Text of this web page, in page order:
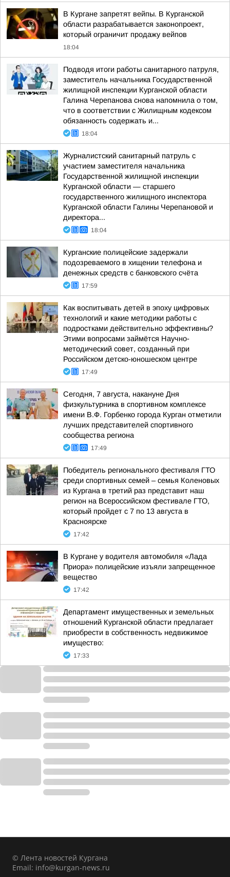
В Кургане запретят вейпы. В Курганской
области разрабатывается законопроект,
который ограничит продажу вейпов
18:04
Подводя итоги работы санитарного патруля,
заместитель начальника Государственной
жилищной инспекции Курганской области
Галина Черепанова снова напомнила о том,
что в соответствии с Жилищным кодексом
обязанность содержать и...
18:04
Журналистский санитарный патруль с
участием заместителя начальника
Государственной жилищной инспекции
Курганской области — старшего
государственного жилищного инспектора
Курганской области Галины Черепановой и
директора...
18:04
Курганские полицейские задержали
подозреваемого в хищении телефона и
денежных средств с банковского счёта
17:59
Как воспитывать детей в эпоху цифровых
технологий и какие методики работы с
подростками действительно эффективны?
Этими вопросами займётся Научно-
методический совет, созданный при
Российском детско-юношеском центре
17:49
Сегодня, 7 августа, накануне Дня
физкультурника в спортивном комплексе
имени В.Ф. Горбенко города Курган отметили
лучших представителей спортивного
сообщества региона
17:49
Победитель регионального фестиваля ГТО
среди спортивных семей – семья Коленовых
из Кургана в третий раз представит наш
регион на Всероссийском фестивале ГТО,
который пройдет с 7 по 13 августа в
Красноярске
17:42
В Кургане у водителя автомобиля «Лада
Приора» полицейские изъяли запрещенное
вещество
17:42
Департамент имущественных и земельных
отношений Курганской области предлагает
приобрести в собственность недвижимое
имущество:
17:33
© Лента новостей Кургана
Email: info@kurgan-news.ru